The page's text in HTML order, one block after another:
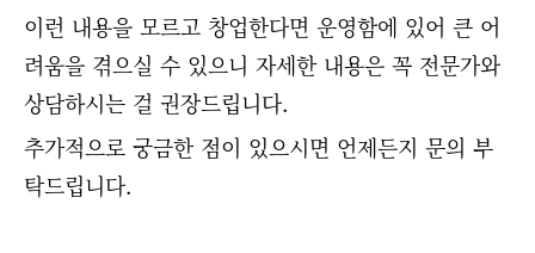
이런 내용을 모르고 창업한다면 운영함에 있어 큰 어
려움을 겪으실 수 있으니 자세한 내용은 꼭 전문가와
상담하시는 걸 권장드립니다.
추가적으로 궁금한 점이 있으시면 언제든지 문의 부
탁드립니다.